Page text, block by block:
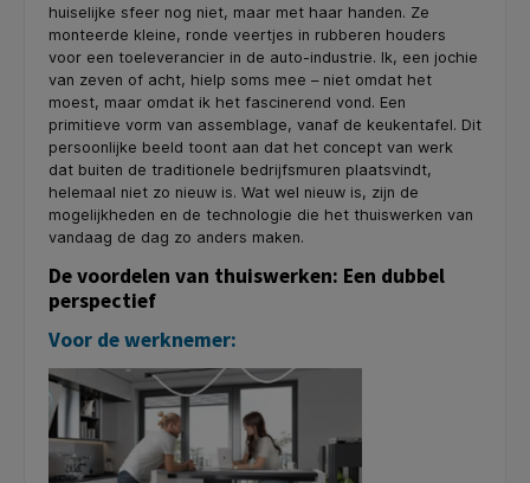
huiselijke sfeer nog niet, maar met haar handen. Ze
monteerde kleine, ronde veertjes in rubberen houders
voor een toeleverancier in de auto-industrie. Ik, een jochie
van zeven of acht, hielp soms mee – niet omdat het
moest, maar omdat ik het fascinerend vond. Een
primitieve vorm van assemblage, vanaf de keukentafel. Dit
persoonlijke beeld toont aan dat het concept van werk
dat buiten de traditionele bedrijfsmuren plaatsvindt,
helemaal niet zo nieuw is. Wat wel nieuw is, zijn de
mogelijkheden en de technologie die het thuiswerken van
vandaag de dag zo anders maken.
De voordelen van thuiswerken: Een dubbel
perspectief
Voor de werknemer: